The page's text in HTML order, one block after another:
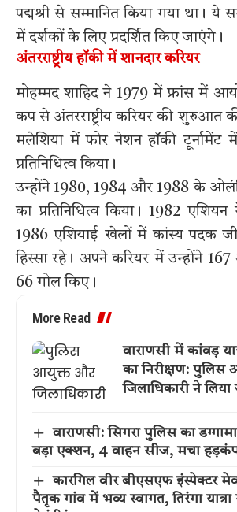
पद्मश्री से सम्मानित किया गया था। ये
में दर्शकों के लिए प्रदर्शित किए जाएंगे।
अंतरराष्ट्रीय हॉकी में शानदार करियर
मोहम्मद शाहिद ने 1979 में फ्रांस में
कप से अंतरराष्ट्रीय करियर की शुरुआत
मलेशिया में फोर नेशन हॉकी टूर्नामेंट
प्रतिनिधित्व किया।
उन्होंने 1980, 1984 और 1988 के
का प्रतिनिधित्व किया। 1982
1986 एशियाई खेलों में कांस्य पदक
हिस्सा रहे। अपने करियर में उन्होंने 167
66 गोल किए।
More Read
वाराणसी में कांवड़
का निरीक्षण:
जिलाधिकारी ने लिया
वाराणसी: सिगरा पुलिस का
बड़ा एक्शन, 4 वाहन सीज, मचा
कारगिल वीर बीएसएफ इंस्पेक्टर
पैतृक गांव में भव्य स्वागत, तिरंगा